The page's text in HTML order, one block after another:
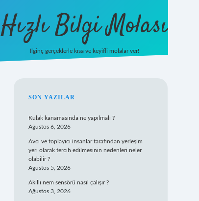
Hızlı Bilgi Molası
İlginç gerçeklerle kısa ve keyifli molalar ver!
SIDEBAR
SON YAZILAR
Kulak kanamasında ne yapılmalı ?
Ağustos 6, 2026
Avcı ve toplayıcı insanlar tarafından yerleşim
yeri olarak tercih edilmesinin nedenleri neler
olabilir ?
Ağustos 5, 2026
Akıllı nem sensörü nasıl çalışır ?
Ağustos 3, 2026